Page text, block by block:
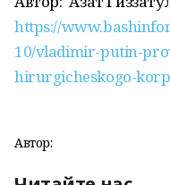
https://
10/vladimir-putin-
hirurgicheskogo-
Автор: